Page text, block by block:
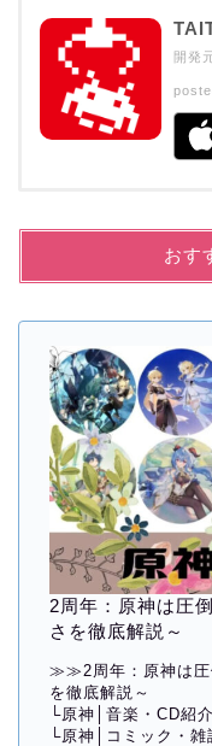
開発
おす
2周年：原神は圧
さを徹底解説～
≫≫ 2周年：原神は
を徹底解説～
└原神│音楽・CD紹
└原神│コミック・雑